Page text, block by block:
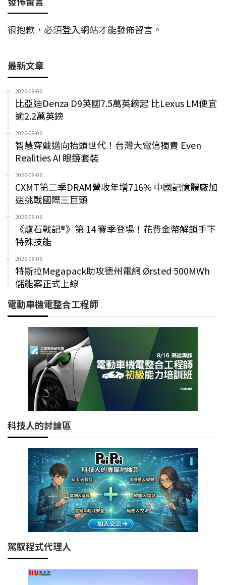
很抱歉，必須登入網站才能發佈留言。
最新文章
2026-08-06
比亞迪Denza D9英國7.5萬英鎊起 比Lexus LM便宜
逾2.2萬英鎊
2026-08-06
智慧穿戴邁向抬頭世代！台灣大電信獨賣 Even
Realities AI 眼鏡套裝
2026-08-06
CXMT第二季DRAM營收年增716% 中國記憶體廠加
速挑戰國際三巨頭
2026-08-06
《爐石戰記®》第 14 賽季登場！花費金幣解鎖手下
特殊技能
2026-08-06
特斯拉Megapack助攻德州電網 Ørsted 500MWh
儲能案正式上線
電動車機電整合工程師
科技人的討論區
駕馭程式代理人